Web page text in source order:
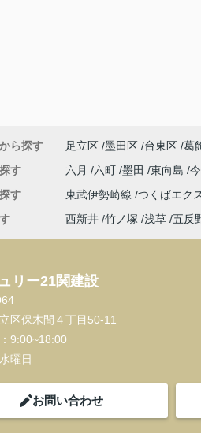
ら探す 足立区 墨田区 台東区 葛
す
六月 六町 墨田 東向島
す
東武伊勢崎線 つくばエク
西新井 竹ノ塚 浅草 五反
リー21関建設
区保木間４丁目50-11
9:00~18:00
水曜日
お問い合わせ